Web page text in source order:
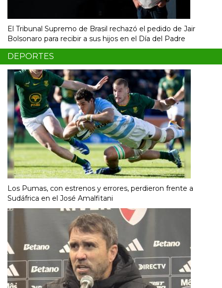
El Tribunal Supremo de Brasil rechazó el pedido de Jair
Bolsonaro para recibir a sus hijos en el Día del Padre
DEPORTES
Los Pumas, con estrenos y errores, perdieron frente a
Sudáfrica en el José Amalfitani